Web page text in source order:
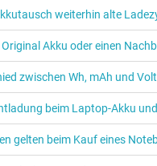
weiterhin alte
Akku oder einen
zwischen Wh, mAh und
beim Laptop‑Akku
gelten beim Kauf eines